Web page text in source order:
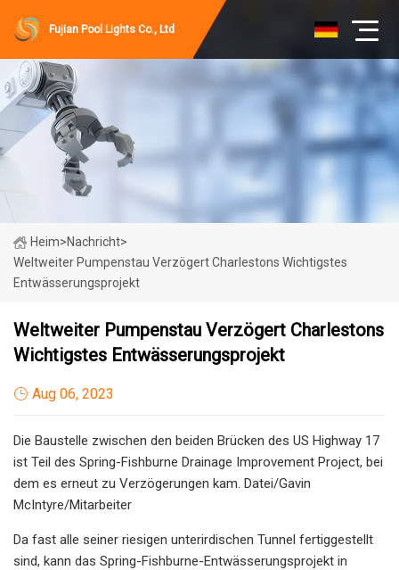
Fujian Pool Lights Co., Ltd
Heim>Nachricht>
Weltweiter Pumpenstau Verzögert Charlestons Wichtigstes
Entwässerungsprojekt
Weltweiter Pumpenstau Verzögert Charlestons
Wichtigstes Entwässerungsprojekt
Aug 06, 2023
Die Baustelle zwischen den beiden Brücken des US Highway 17
ist Teil des Spring-Fishburne Drainage Improvement Project, bei
dem es erneut zu Verzögerungen kam. Datei/Gavin
McIntyre/Mitarbeiter
Da fast alle seiner riesigen unterirdischen Tunnel fertiggestellt
sind, kann das Spring-Fishburne-Entwässerungsprojekt in